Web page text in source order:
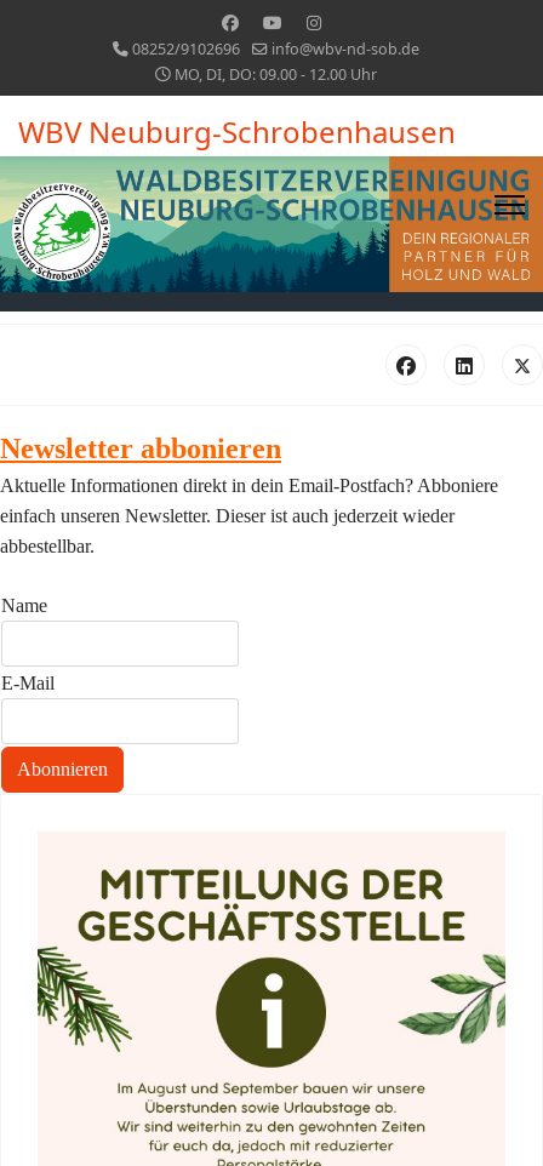
08252/9102696
info@wbv-nd-sob.de
MO, DI, DO: 09.00 - 12.00 Uhr
WBV Neuburg-Schrobenhausen
Newsletter abbonieren
Aktuelle Informationen direkt in dein Email-Postfach? Abboniere
einfach unseren Newsletter. Dieser ist auch jederzeit wieder
abbestellbar.
Name
E-Mail
Abonnieren